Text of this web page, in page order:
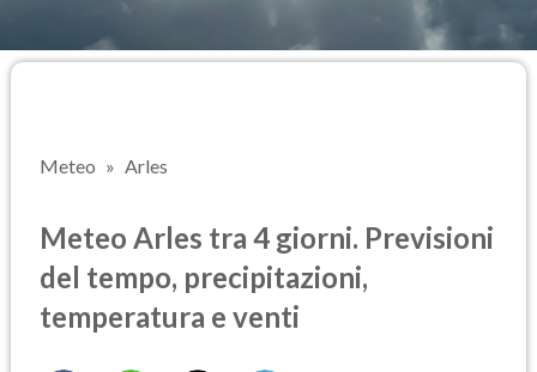
Meteo Arles
Meteo Arles tra 4 giorni. Previsioni
del tempo, precipitazioni,
temperatura e venti